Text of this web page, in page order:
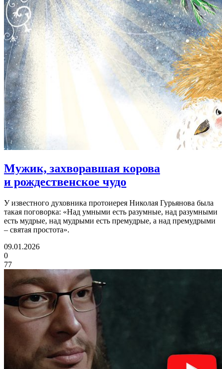
Мужик, захворавшая корова
и рождественское чудо
У известного духовника протоиерея Николая Гурьянова была
такая поговорка: «Над умными есть разумные, над разумными
есть мудрые, над мудрыми есть премудрые, а над премудрыми
– святая простота».
09.01.2026
0
77